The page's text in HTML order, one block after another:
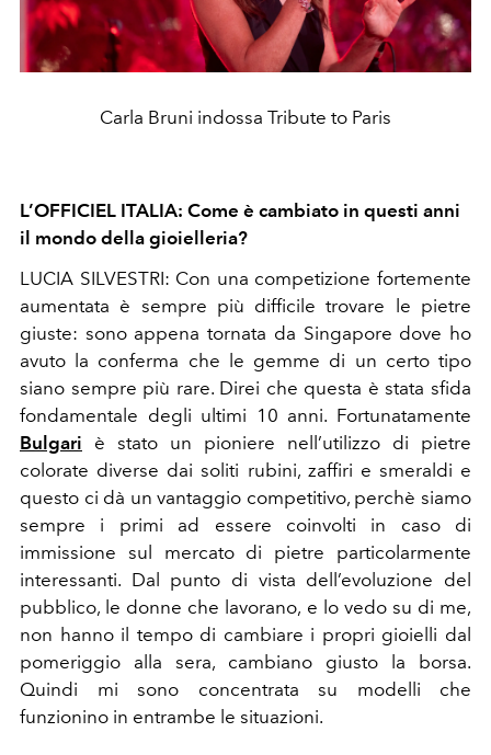
Carla Bruni indossa Tribute to Paris
L’OFFICIEL ITALIA: Come è cambiato in questi anni
il mondo della gioielleria?
LUCIA SILVESTRI: Con una competizione fortemente
aumentata è sempre più difficile trovare le pietre
giuste: sono appena tornata da Singapore dove ho
avuto la conferma che le gemme di un certo tipo
siano sempre più rare. Direi che questa è stata sfida
fondamentale degli ultimi 10 anni. Fortunatamente
Bulgari è stato un pioniere nell’utilizzo di pietre
colorate diverse dai soliti rubini, zaffiri e smeraldi e
questo ci dà un vantaggio competitivo, perchè siamo
sempre i primi ad essere coinvolti in caso di
immissione sul mercato di pietre particolarmente
interessanti. Dal punto di vista dell’evoluzione del
pubblico, le donne che lavorano, e lo vedo su di me,
non hanno il tempo di cambiare i propri gioielli dal
pomeriggio alla sera, cambiano giusto la borsa.
Quindi mi sono concentrata su modelli che
funzionino in entrambe le situazioni.